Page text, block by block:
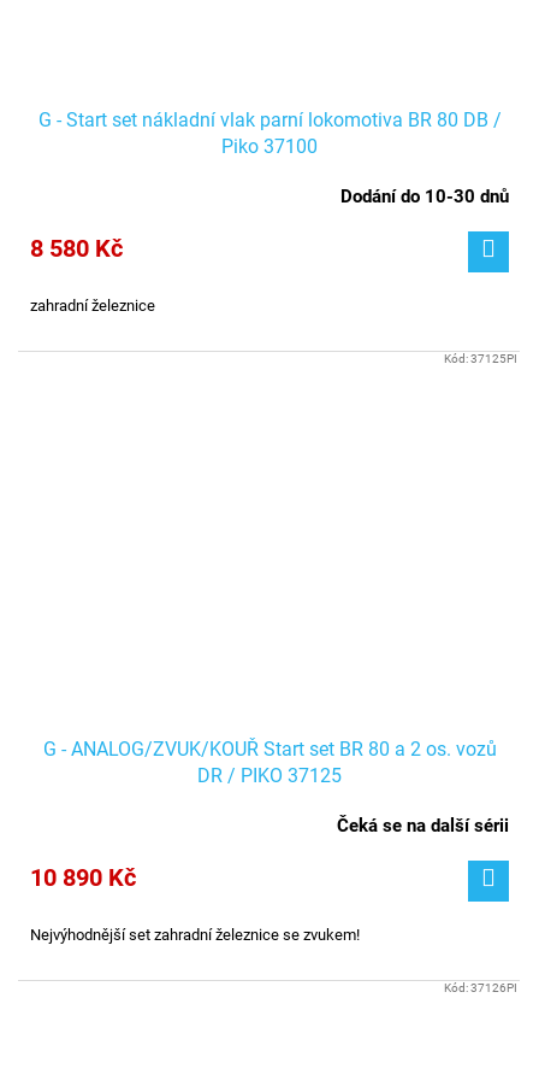
G - Start set nákladní vlak parní lokomotiva BR 80 DB /
Piko 37100
Dodání do 10-30 dnů
8 580 Kč
zahradní železnice
G - ANALOG/ZVUK/KOUŘ Start set BR 80 a 2 os. vozů
DR / PIKO 37125
Čeká se na další sérii
10 890 Kč
Nejvýhodnější set zahradní železnice se zvukem!
Kód:37125PI
Kód:37126PI